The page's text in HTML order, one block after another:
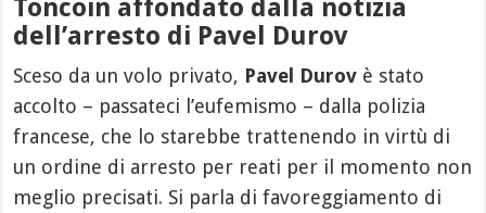
Toncoin affondato dalla notizia
dell’arresto di Pavel Durov
Sceso da un volo privato, Pavel Durov è stato
accolto – passateci l’eufemismo – dalla polizia
francese, che lo starebbe trattenendo in virtù di
un ordine di arresto per reati per il momento non
meglio precisati. Si parla di favoreggiamento di